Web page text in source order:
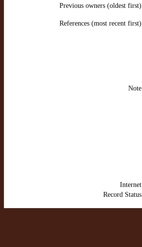
Previous owners (oldest first)
References (most recent first)
Note
Internet
Record Status